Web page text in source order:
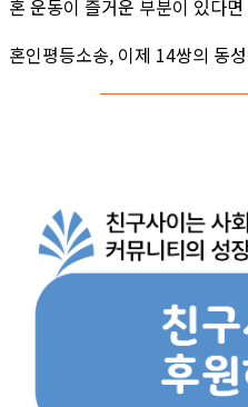
혼 운동이 즐거운 부분이 있다
혼인평등소송, 이제 14쌍의 동